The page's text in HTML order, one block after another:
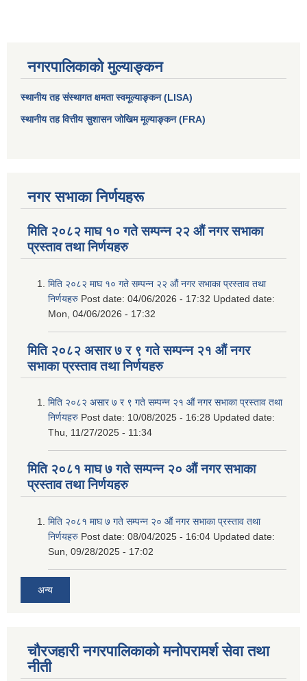
नगरपालिकाको मुल्याङ्कन
स्थानीय तह संस्थागत क्षमता स्वमूल्याङ्कन (LISA)
स्थानीय तह वित्तीय सुशासन जोखिम मूल्याङ्कन (FRA)
नगर सभाका निर्णयहरू
मिति २०८२ माघ १० गते सम्पन्न २२ औं नगर सभाका
प्रस्ताव तथा निर्णयहरु
मिति २०८२ माघ १० गते सम्पन्न २२ औं नगर सभाका प्रस्ताव तथा
निर्णयहरु Post date: 04/06/2026 - 17:32 Updated date:
Mon, 04/06/2026 - 17:32
मिति २०८२ असार ७ र ९ गते सम्पन्न २१ औं नगर
सभाका प्रस्ताव तथा निर्णयहरु
मिति २०८२ असार ७ र ९ गते सम्पन्न २१ औं नगर सभाका प्रस्ताव तथा
निर्णयहरु Post date: 10/08/2025 - 16:28 Updated date:
Thu, 11/27/2025 - 11:34
मिति २०८१ माघ ७ गते सम्पन्न २० औं नगर सभाका
प्रस्ताव तथा निर्णयहरु
मिति २०८१ माघ ७ गते सम्पन्न २० औं नगर सभाका प्रस्ताव तथा
निर्णयहरु Post date: 08/04/2025 - 16:04 Updated date:
Sun, 09/28/2025 - 17:02
अन्य
चौरजहारी नगरपालिकाको मनोपरामर्श सेवा तथा
नीती